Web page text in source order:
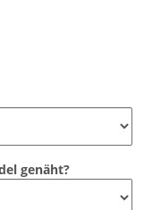
genäht?